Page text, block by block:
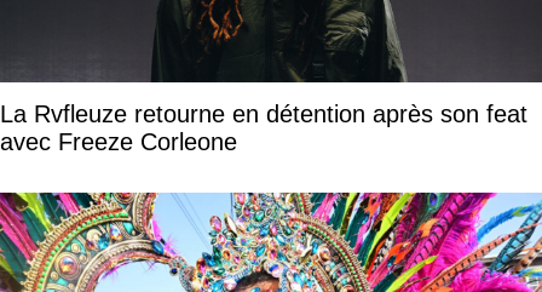
La Rvfleuze retourne en détention après son feat
avec Freeze Corleone